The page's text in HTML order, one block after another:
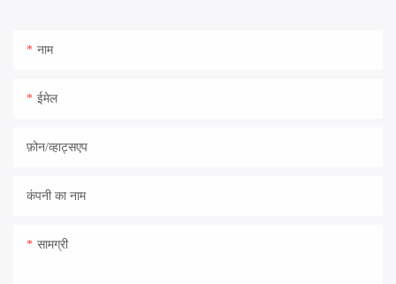
नाम
ईमेल
फ़ोन/व्हाट्सएप
कंपनी का नाम
सामग्री